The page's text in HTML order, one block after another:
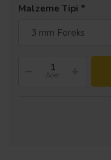
Malzeme Tipi
Adet